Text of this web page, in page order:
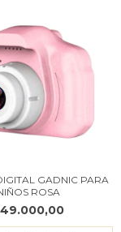
GADNIC PARA
ROSA